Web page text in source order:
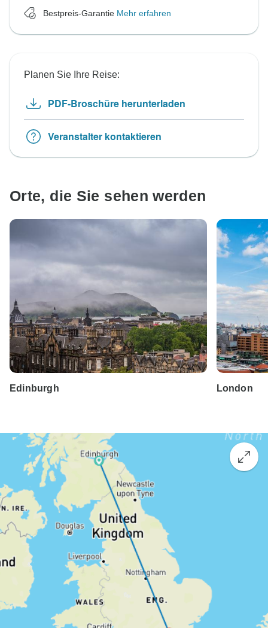
Bestpreis-Garantie Mehr erfahren
Planen Sie Ihre Reise:
PDF-Broschüre herunterladen
Veranstalter kontaktieren
Orte, die Sie sehen werden
Edinburgh London